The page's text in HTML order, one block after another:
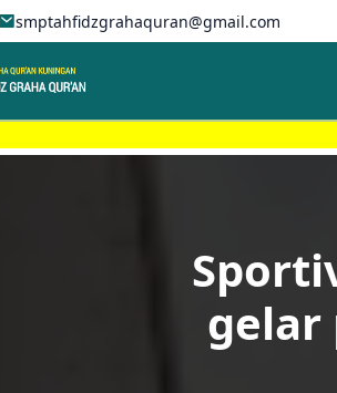
smptahfidzgrahaquran@gmail.com
gelar